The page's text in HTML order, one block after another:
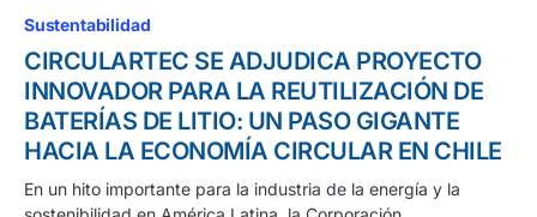
Sustentabilidad
CIRCULARTEC SE ADJUDICA PROYECTO
INNOVADOR PARA LA REUTILIZACIÓN DE
BATERÍAS DE LITIO: UN PASO GIGANTE
HACIA LA ECONOMÍA CIRCULAR EN CHILE
En un hito importante para la industria de la energía y la